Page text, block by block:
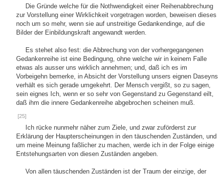
Die Gründe welche für die Nothwendigkeit einer Reihenabbrechung
zur Vorstellung einer Wirklichkeit vorgetragen worden, beweisen dieses
noch um so mehr, wenn sie auf unstreitige Gedankendinge, auf die
Bilder der Einbildungskraft angewandt werden.
Es stehet also fest: die Abbrechung von der vorhergegangenen
Gedankenreihe ist eine Bedingung, ohne welche wir in keinem Falle
etwas als ausser uns wirklich annehmen; und, daß ich es im
Vorbeigehn bemerke, in Absicht der Vorstellung unsers eignen Daseyns
verhält es sich gerade umgekehrt. Der Mensch vergißt, so zu sagen,
sein eignes Ich, wenn er so sehr von Gegenstand zu Gegenstand eilt,
daß ihm die innere Gedankenreihe abgebrochen scheinen muß.
[25]
Ich rücke nunmehr näher zum Ziele, und zwar zuförderst zur
Erklärung der Haupterscheinungen in den täuschenden Zuständen, und
um meine Meinung faßlicher zu machen, werde ich in der Folge einige
Entstehungsarten von diesen Zuständen angeben.
Von allen täuschenden Zuständen ist der Traum der einzige, der